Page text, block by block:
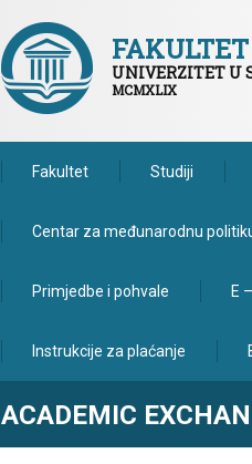
UNIVERZITET U
MCMXLIX
Fakultet Studiji
Centar za međunarodnu
Primjedbe i pohvale E
Instrukcije za plaćanje
ACADEMIC